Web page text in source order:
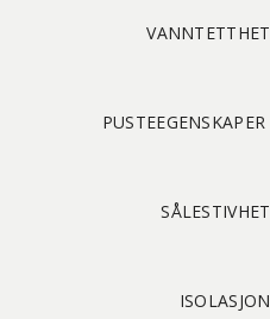
VANNTETTHET
PUSTEEGENSKAPER
SÅLESTIVHET
ISOLASJON